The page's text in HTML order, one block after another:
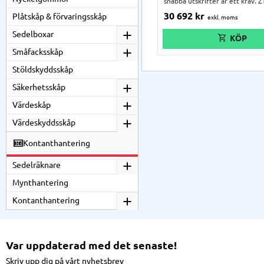
produktion,
innehållsdeklarationer.
utvecklad för att leverera höga
etikettkvantiteter med en hög
30 692 kr
Plåtskåp & förvaringsskåp
Sedelboxar
Småfacksskåp
Stöldskyddsskåp
Säkerhetsskåp
Värdeskåp
Värdeskyddsskåp
Kontanthantering
Sedelräknare
Mynthantering
Kontanthantering
Var uppdaterad med det senaste!
Skriv upp dig på vårt nyhetsbrev